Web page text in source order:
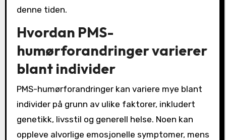
denne tiden.
Hvordan PMS-
humørforandringer varierer
blant individer
PMS-humørforandringer kan variere mye blant
individer på grunn av ulike faktorer, inkludert
genetikk, livsstil og generell helse. Noen kan
oppleve alvorlige emosjonelle symptomer, mens